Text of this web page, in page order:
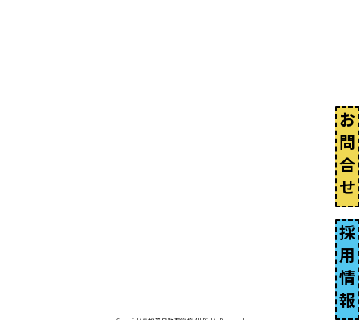
お
問
合
せ
採
用
情
報